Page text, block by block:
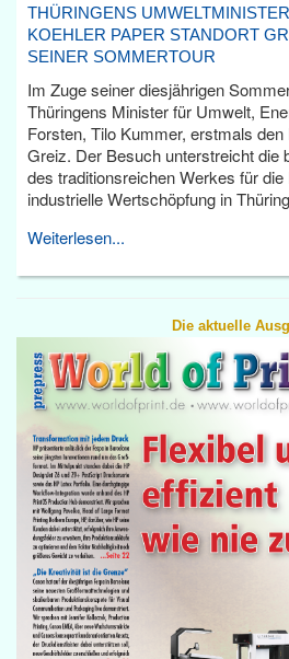
THÜRINGENS
KOEHLER PAPER STANDORT
SEINER SOMMERTOUR
Im Zuge seiner diesjährigen
Thüringens Minister für Umwelt,
Forsten, Tilo Kummer, erstmals
Greiz. Der Besuch unterstreicht die
des traditionsreichen Werkes für
industrielle Wertschöpfung in
Weiterlesen...
Die aktuelle